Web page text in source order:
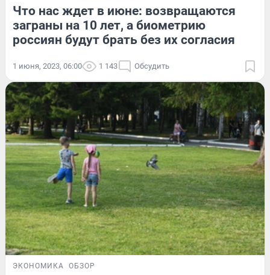
Что нас ждет в июне: возвращаются
заграны на 10 лет, а биометрию
россиян будут брать без их согласия
1 июня, 2023, 06:00 1 143 Обсудить
ЭКОНОМИКА ОБЗОР